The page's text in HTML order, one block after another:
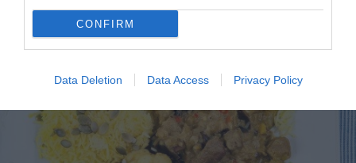
CONFIRM
Data Deletion Data Access Privacy Policy